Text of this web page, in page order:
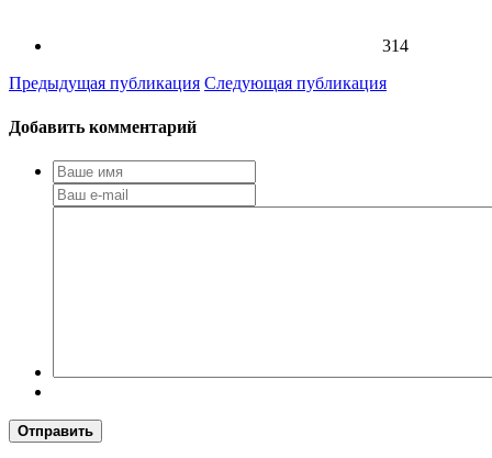
314
Предыдущая публикация Следующая публикация
Добавить комментарий
Отправить